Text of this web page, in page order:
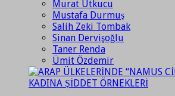
Murat Utkucu
Mustafa Durmuş
Salih Zeki Tombak
Sinan Dervişoğlu
Taner Renda
Ümit Özdemir